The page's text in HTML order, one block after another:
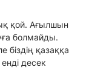
қой. Ағылшын
болмайды.
біздің қазаққа
десек